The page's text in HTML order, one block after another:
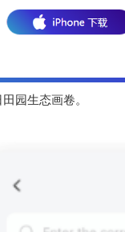
园生态画卷。